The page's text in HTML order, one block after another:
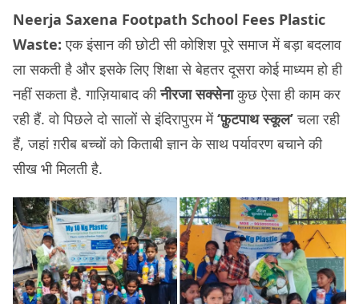
Neerja Saxena Footpath School Fees Plastic
Waste: एक इंसान की छोटी सी कोशिश पूरे समाज में बड़ा बदलाव
ला सकती है और इसके लिए शिक्षा से बेहतर दूसरा कोई माध्यम हो ही
नहीं सकता है. गाज़ियाबाद कीनीरजा सक्सेनाकुछ ऐसा ही काम कर
रही हैं. वो पिछले दो सालों से इंदिरापुरम में‘फ़ुटपाथ स्कूल’चला रही
हैं, जहां ग़रीब बच्चों को किताबी ज्ञान के साथ पर्यावरण बचाने की
सीख भी मिलती है.